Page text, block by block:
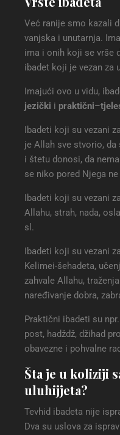
Već ranije smo kazali
vanjska i unutarnja.
ima i onih koji se vrše
ibadet koji je vezan za
Imajući ovo u vidu,
jezički i praktični–
Ibadeti koji su vezani
je Allah sve stvorio,
i štetu donosi, da
se niko pored Njega
Ibadeti koji su vezani
Allahu, strah, nada,
sl.
Ibadeti koji su vezani
Kelimei-šehadeta,
zahvale Allahu,
naređivanje dobra,
Praktični ibadeti su
post, hadždž, džihad
obavezne i pohvalne
Šta je u koliziji
uluhijjeta?
Tevhid ibadeta nije
Dva su uslova za